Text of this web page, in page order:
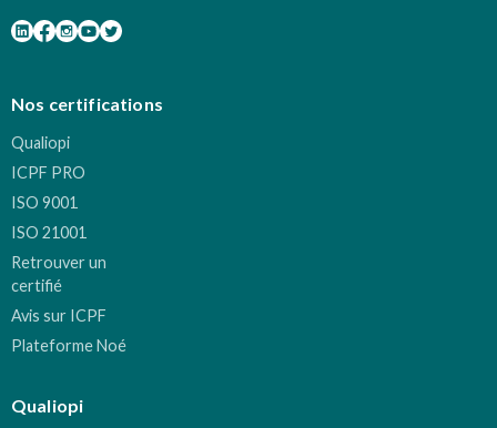
Nos certifications
Qualiopi
ICPF PRO
ISO 9001
ISO 21001
Retrouver un
certifié
Avis sur ICPF
Plateforme Noé
Qualiopi